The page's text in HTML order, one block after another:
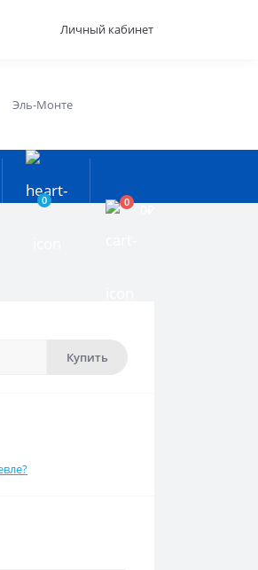
Личный кабинет
Эль-Монте
0 0
Купить